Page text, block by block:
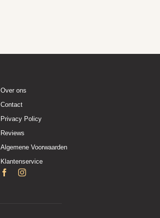
Over ons
Contact
Privacy Policy
Reviews
Algemene Voorwaarden
Klantenservice